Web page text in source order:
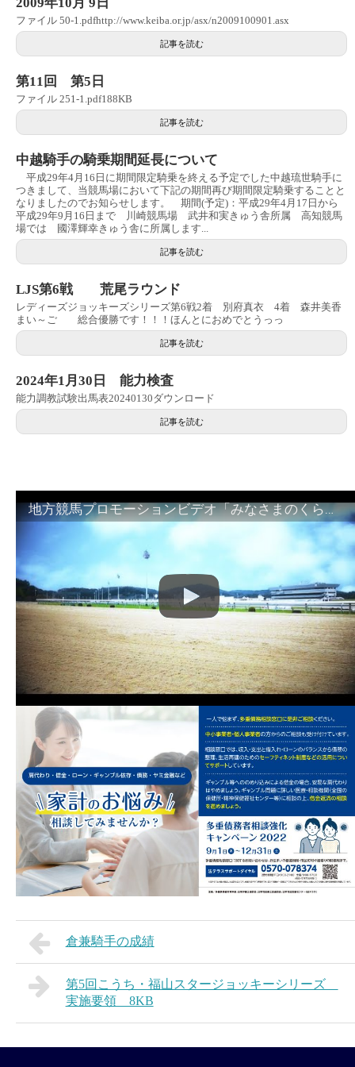
ファイル 50-1.pdfhttp://www.keiba.or.jp/asx/n2009100901.asx
記事を読む
第11回 第5日
ファイル 251-1.pdf188KB
記事を読む
中越騎手の騎乗期間延長について
平成29年4月16日に期間限定騎乗を終える予定でした中越琉世騎手に
つきまして、当競馬場において下記の期間再び期間限定騎乗することと
なりましたのでお知らせします。 期間(予定)：平成29年4月17日から
平成29年9月16日まで 川崎競馬場 武井和実きゅう舎所属 高知競馬
場では 國澤輝幸きゅう舎に所属します...
記事を読む
LJS第6戦 荒尾ラウンド
レディーズジョッキーズシリーズ第6戦2着 別府真衣 4着 森井美香
まい～ご 総合優勝です！！！ほんとにおめでとうっっ
記事を読む
2024年1月30日 能力検査
能力調教試験出馬表20240130ダウンロード
記事を読む
地方競馬プロモーションビデオ「みなさまのくらしのために」30秒篇｜NAR公式
倉兼騎手の成績
第5回こうち・福山スタージョッキーシリーズ
実施要領 8KB